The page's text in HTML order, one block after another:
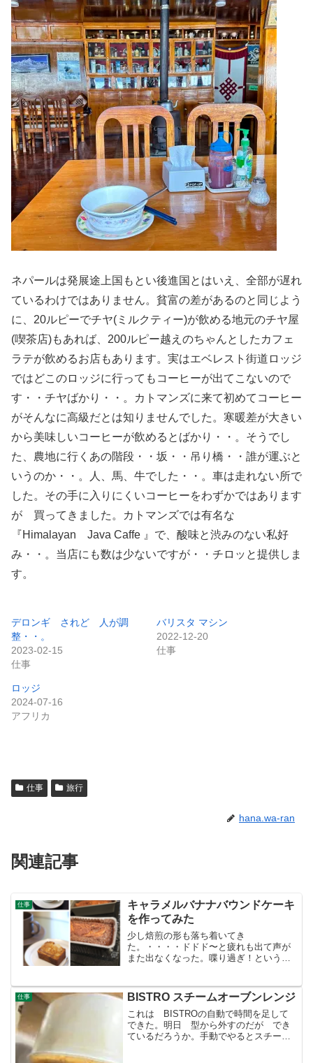
ネパールは発展途上国もとい後進国とはいえ、全部が遅れ
ているわけではありません。貧富の差があるのと同じよう
に、20ルピーでチヤ(ミルクティー)が飲める地元のチヤ屋
(喫茶店)もあれば、200ルピー越えのちゃんとしたカフェ
ラテが飲めるお店もあります。実はエベレスト街道ロッジ
ではどこのロッジに行ってもコーヒーが出てこないので
す・・チヤばかり・・。カトマンズに来て初めてコーヒー
がそんなに高級だとは知りませんでした。寒暖差が大きい
から美味しいコーヒーが飲めるとばかり・・。そうでし
た、農地に行くあの階段・・坂・・吊り橋・・誰が運ぶと
いうのか・・。人、馬、牛でした・・。車は走れない所で
した。その手に入りにくいコーヒーをわずかではあります
が 買ってきました。カトマンズでは有名な
『Himalayan Java Caffe 』で、酸味と渋みのない私好
み・・。当店にも数は少ないですが・・チロッと提供しま
す。
デロンギ されど 人が調
整・・。
2023-02-15
仕事
バリスタ マシン
2022-12-20
仕事
ロッジ
2024-07-16
アフリカ
仕事 旅行
hana.wa-ran
関連記事
仕事
キャラメルバナナバウンドケーキ
を作ってみた
少し焙煎の形も落ち着いてき
た。・・・・ドドド〜と疲れも出て声が
また出なくなった。喋り過ぎ！というこ
明もした。声が出なくなってからは 黒
板に下手な絵を描いた。・・で、今夜...
仕事 BISTRO スチームオーブンレンジ
これは BISTROの自動で時間を足して
できた。明日 型から外すのだが でき
ているだろうか。手動でやるとスチーム